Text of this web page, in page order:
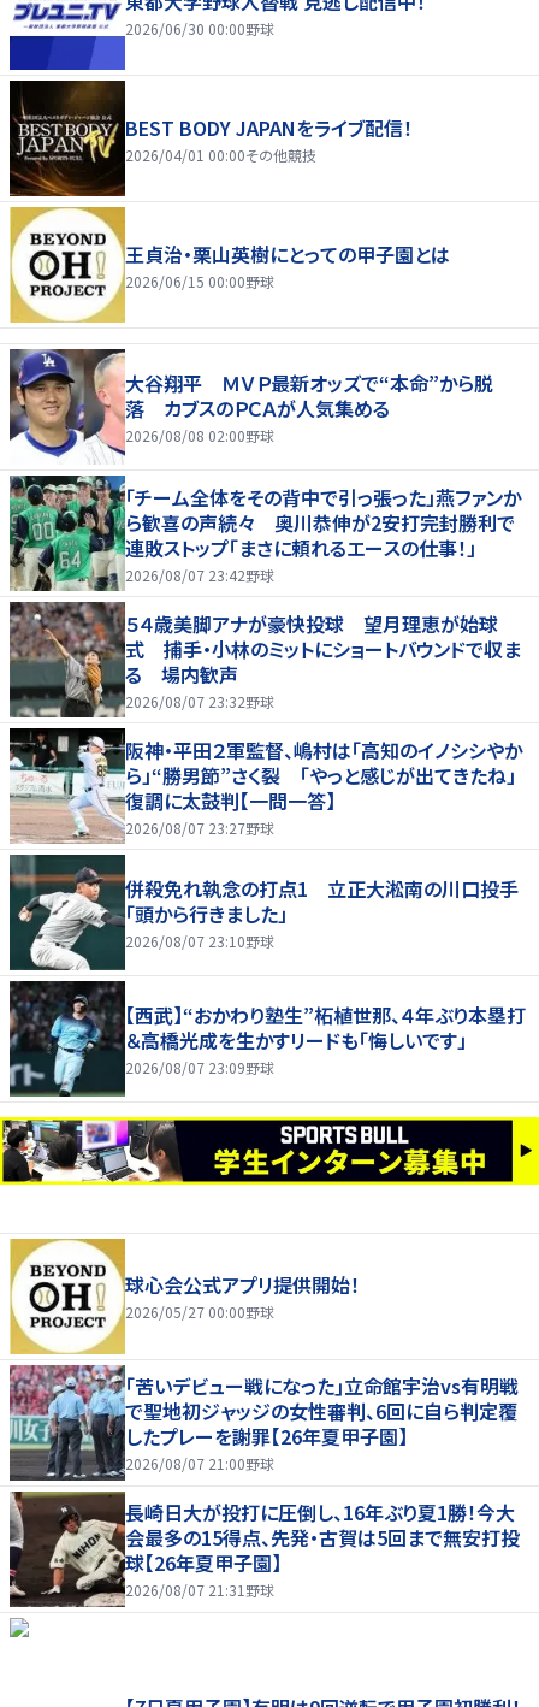
2026/06/30 00:00野球
BEST BODY JAPANをライブ配信！
2026/04/01 00:00その他競技
王貞治・栗山英樹にとっての甲子園とは
2026/06/15 00:00野球
大谷翔平 ＭＶＰ最新オッズで“本命”から脱
落 カブスのＰＣＡが人気集める
2026/08/08 02:00野球
「チーム全体をその背中で引っ張った」燕ファンか
ら歓喜の声続々 奥川恭伸が2安打完封勝利で
連敗ストップ「まさに頼れるエースの仕事！」
2026/08/07 23:42野球
５４歳美脚アナが豪快投球 望月理恵が始球
式 捕手・小林のミットにショートバウンドで収ま
る 場内歓声
2026/08/07 23:32野球
阪神・平田２軍監督、嶋村は「高知のイノシシやか
ら」“勝男節”さく裂 「やっと感じが出てきたね」
復調に太鼓判【一問一答】
2026/08/07 23:27野球
併殺免れ執念の打点1 立正大淞南の川口投手
「頭から行きました」
2026/08/07 23:10野球
【西武】“おかわり塾生”柘植世那、４年ぶり本塁打
＆高橋光成を生かすリードも「悔しいです」
2026/08/07 23:09野球
球心会公式アプリ提供開始！
2026/05/27 00:00野球
｢苦いデビュー戦になった｣立命館宇治vs有明戦
で聖地初ジャッジの女性審判、6回に自ら判定覆
したプレーを謝罪【26年夏甲子園】
2026/08/07 21:00野球
長崎日大が投打に圧倒し、16年ぶり夏1勝！今大
会最多の15得点、先発・古賀は5回まで無安打投
球【26年夏甲子園】
2026/08/07 21:31 野球